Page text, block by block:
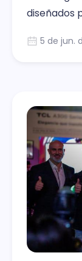
diseñados
velocidad
5 de jun.